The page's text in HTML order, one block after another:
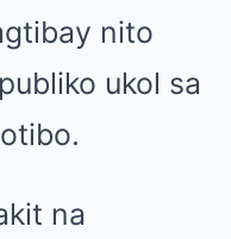
nito
ukol sa
na